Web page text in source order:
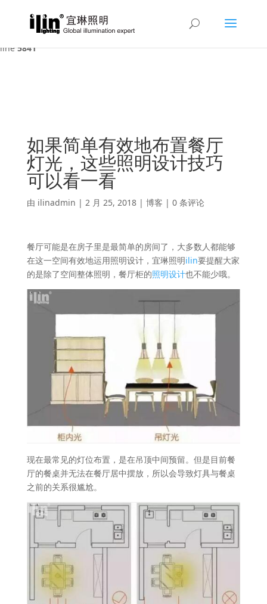
Warning : A non-numeric value encountered in
/var/www/html/ilin/wp-content/themes/Divi/functions.php
line5841
如果简单有效地布置餐厅
灯光，这些照明设计技巧
可以看一看
由 ilinadmin | 2 月 25, 2018| 博客 | 0 条评论
餐厅可能是在房子里是最简单的房间了，大多数人都能够
在这一空间有效地运用照明设计，宜琳照明ilin要提醒大家
的是除了空间整体照明，餐厅柜的照明设计也不能少哦。
现在最常见的灯位布置，是在吊顶中间预留。但是目前餐
厅的餐桌并无法在餐厅居中摆放，所以会导致灯具与餐桌
之前的关系很尴尬。